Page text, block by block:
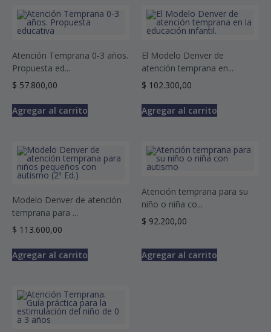
Atención Temprana 0-3 años.
Propuesta ed...
$ 57.800,00
Agregar al carrito
El Modelo Denver de
atención temprana en...
$ 102.300,00
Agregar al carrito
Modelo Denver de atención
temprana para ...
$ 113.600,00
Agregar al carrito
Atención temprana para su
niño o niña co...
$ 92.200,00
Agregar al carrito